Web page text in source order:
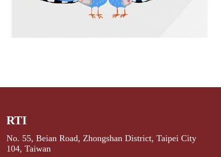
RTI
No. 55, Beian Road, Zhongshan District, Taipei City
104, Taiwan